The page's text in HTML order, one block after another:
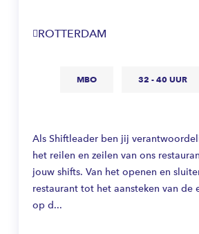
ROTTERDAM
MBO 32 - 40 UUR
Als Shiftleader ben jij
het reilen en zeilen van ons
jouw shifts. Van het openen en
restaurant tot het aansteken van de
op d...